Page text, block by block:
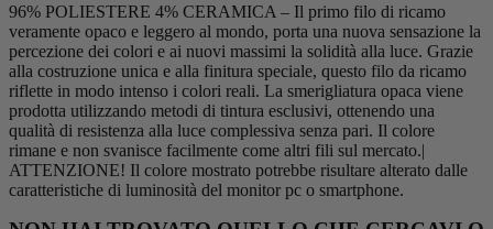
96% POLIESTERE 4% CERAMICA – Il primo filo di ricamo
veramente opaco e leggero al mondo, porta una nuova sensazione la
percezione dei colori e ai nuovi massimi la solidità alla luce. Grazie
alla costruzione unica e alla finitura speciale, questo filo da ricamo
riflette in modo intenso i colori reali. La smerigliatura opaca viene
prodotta utilizzando metodi di tintura esclusivi, ottenendo una
qualità di resistenza alla luce complessiva senza pari. Il colore
rimane e non svanisce facilmente come altri fili sul mercato.|
ATTENZIONE! Il colore mostrato potrebbe risultare alterato dalle
caratteristiche di luminosità del monitor pc o smartphone.